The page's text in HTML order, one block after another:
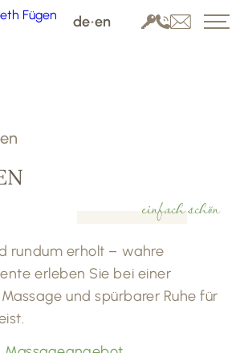
de•en
einfach schön
rundum erholt – wahre
erleben Sie bei einer
und spürbarer Ruhe für